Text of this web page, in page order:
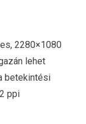
2280×1080
lehet
betekintési
ppi